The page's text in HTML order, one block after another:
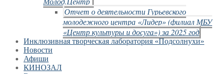
Отчет о деятельности Гурьевского
молодежного центра «Лидер» (филиал МБУ
«Центр культуры и досуга») за 2025 год
Инклюзивная творческая лаборатория «Подсолнухи»
Новости
Афиши
КИНОЗАЛ